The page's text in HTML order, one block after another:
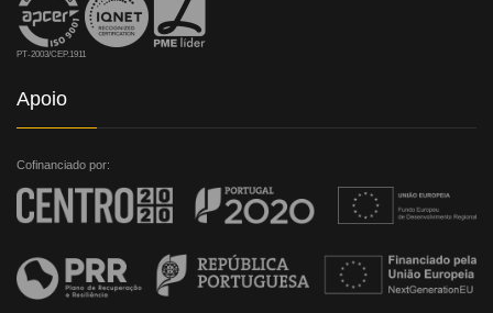
PT-2003/CEP.1911
Apoio
Cofinanciado por: